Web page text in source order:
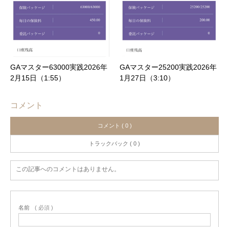
GAマスター63000実践2026年
2月15日（1:55）
GAマスター25200実践2026年
1月27日（3:10）
コメント
コメント ( 0 )
トラックバック ( 0 )
この記事へのコメントはありません。
名前 ( 必須 )